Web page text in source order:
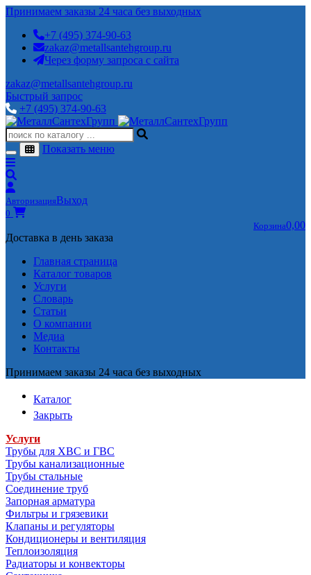
Принимаем заказы 24 часа без выходных
+7 (495) 374-90-63
zakaz@metallsantehgroup.ru
Через форму запроса с сайта
zakaz@metallsantehgroup.ru
Быстрый запрос
+7 (495) 374-90-63
Показать меню
АвторизацияВыход
0
Корзина0,00
Доставка в день заказа
Главная страница
Каталог товаров
Услуги
Словарь
Статьи
О компании
Медиа
Контакты
Принимаем заказы 24 часа без выходных
Каталог
Закрыть
Услуги
Трубы для ХВС и ГВС
Трубы канализационные
Трубы стальные
Соединение труб
Запорная арматура
Фильтры и грязевики
Клапаны и регуляторы
Кондиционеры и вентиляция
Теплоизоляция
Радиаторы и конвекторы